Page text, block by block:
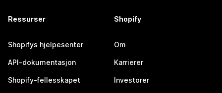
Ressurser
Shopifys hjelpesenter
API-dokumentasjon
Shopify-fellesskapet
Shopify
Om
Karrierer
Investorer